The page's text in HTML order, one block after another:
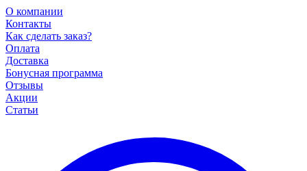
О компании
Контакты
Как сделать заказ?
Оплата
Доставка
Бонусная программа
Отзывы
Акции
Статьи